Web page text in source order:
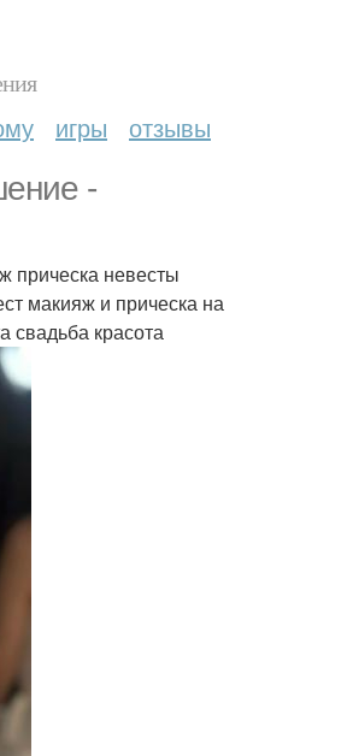
игры отзывы
-
прическа невесты
макияж и прическа на
свадьба красота